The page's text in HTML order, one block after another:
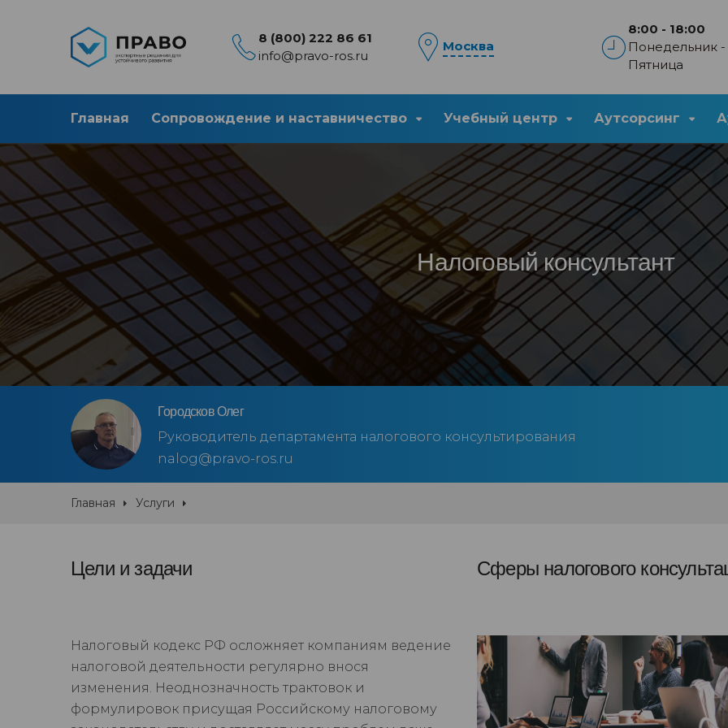
8 (800) 222 86 61
info@pravo-ros.ru
Москва
8:00 - 18:00
Понедельник -
Пятница
Главная Сопровождение и наставничество Учебный центр Аутсорсинг
Налоговый консультант
Городсков Олег
Руководитель департамента налогового консультирования
nalog@pravo-ros.ru
Главная Услуги
Цели и задачи
Налоговый кодекс РФ осложняет компаниям ведение
налоговой деятельности регулярно внося
изменения. Неоднозначность трактовок и
формулировок присущая Российскому налоговому
Сферы налогового